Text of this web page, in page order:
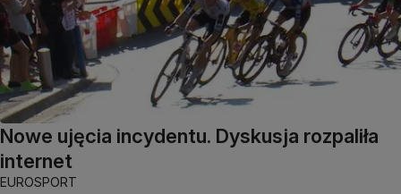
Nowe ujęcia incydentu. Dyskusja rozpaliła
internet
EUROSPORT